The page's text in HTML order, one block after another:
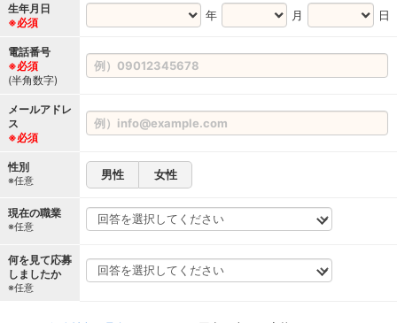
生年月日
※必須
年 月 日
電話番号
※必須
(半角数字)
メールアドレ
ス
※必須
性別
※任意 男性 女性
現在の職業
※任意
何を見て応募
しましたか
※任意